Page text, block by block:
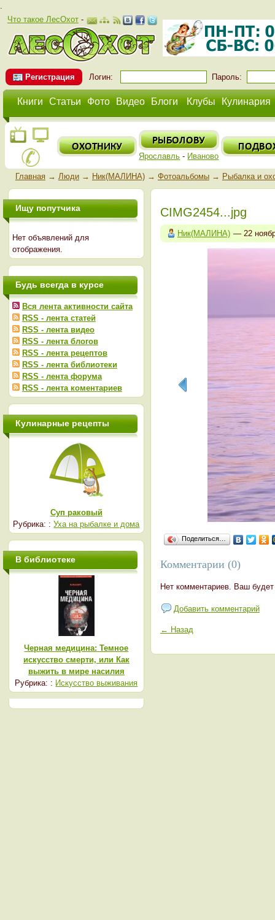
.
Что такое ЛесОхот-
Регистрация Логин: Пароль:
Книги Статьи Фото Видео Блоги Клубы Кулинария
Ярославль - Иваново
Главная→ Люди→ Ник(МАЛИНА)→ Фотоальбомы→ Рыбалка и
CIMG2454...jpg
Ник(МАЛИНА) — 22
Поделиться…
Комментарии (0)
Нет комментариев. Ваш
Добавить комментарий
← Назад
Ищу попутчика
Нет объявлений для
отображения.
Будь всегда в курсе
Вся лента активности сайта
RSS - лента статей
RSS - лента видео
RSS - лента блогов
RSS - лента рецептов
RSS - лента библиотеки
RSS - лента форума
RSS - лента коментариев
Кулинарные рецепты
Суп раковый
Рубрика: :Уха на рыбалке и дома
В библиотеке
Черная медицина: Темное
искусство смерти, или Как
выжить в мире насилия
Рубрика: : Искусство выживания